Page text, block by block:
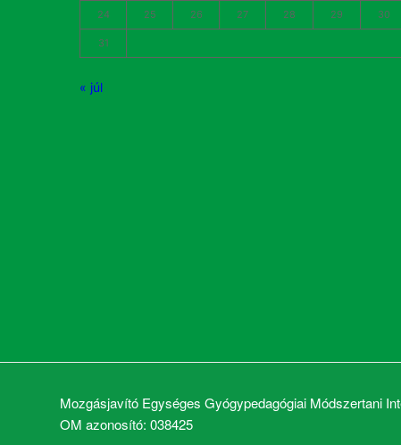
24 25 26 27 28 29 30
31
« júl
Mozgásjavító Egységes Gyógypedagógiai Módszertani
OM azonosító: 038425